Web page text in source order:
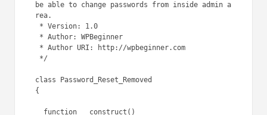
be able to change passwords from inside admin a
rea.
class Password_Reset_Removed
{